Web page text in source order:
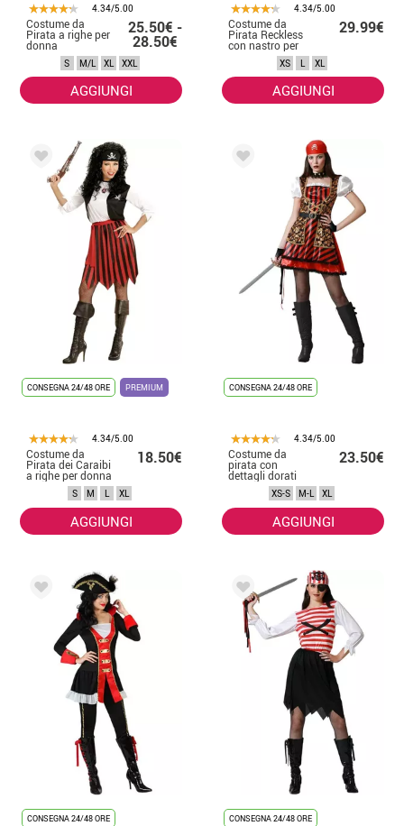
4.34/5.00
Costume da
Pirata a righe per
donna
25.50€ -
28.50€
S M/L XL XXL
AGGIUNGI
4.34/5.00
Costume da
Pirata Reckless
con nastro per
29.99€
XS L XL
AGGIUNGI
CONSEGNA 24/48 ORE PREMIUM
4.34/5.00
Costume da
Pirata dei Caraibi
a righe per donna
18.50€
S M L XL
AGGIUNGI
CONSEGNA 24/48 ORE
4.34/5.00
Costume da
pirata con
dettagli dorati
per donna
23.50€
XS-S M-L XL
AGGIUNGI
CONSEGNA 24/48 ORE
CONSEGNA 24/48 ORE